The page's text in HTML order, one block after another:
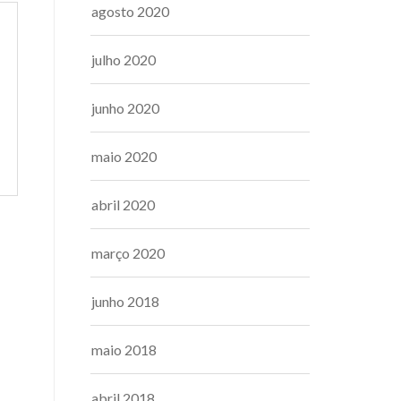
agosto 2020
julho 2020
junho 2020
maio 2020
abril 2020
março 2020
junho 2018
maio 2018